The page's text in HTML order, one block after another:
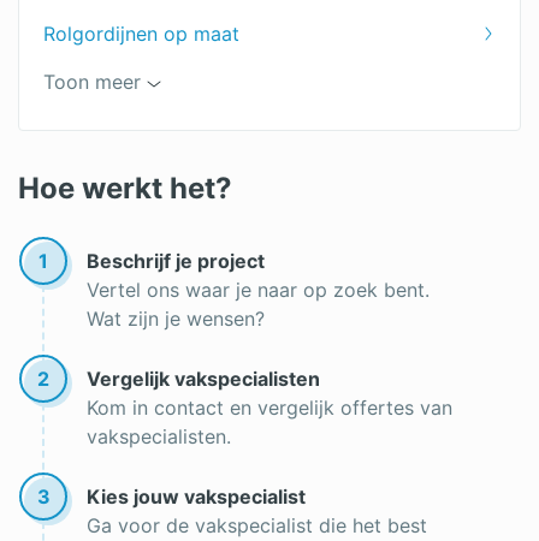
Rolgordijnen op maat
Vouwgordijnen op maat
Lamellen op maat
Zonwering kopen
Toon meer
Hoe werkt het?
1
Beschrijf je project
Vertel ons waar je naar op zoek bent.
Wat zijn je wensen?
2
Vergelijk vakspecialisten
Kom in contact en vergelijk offertes van
vakspecialisten.
3
Kies jouw vakspecialist
Ga voor de vakspecialist die het best